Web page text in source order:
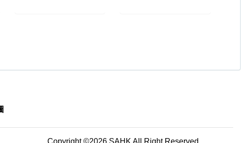
Copyright ©2026 SAHK All Right Reserved.